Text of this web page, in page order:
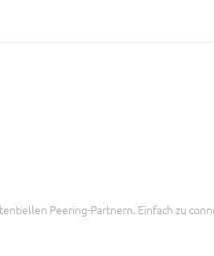
Peering-Partnern. Einfach zu